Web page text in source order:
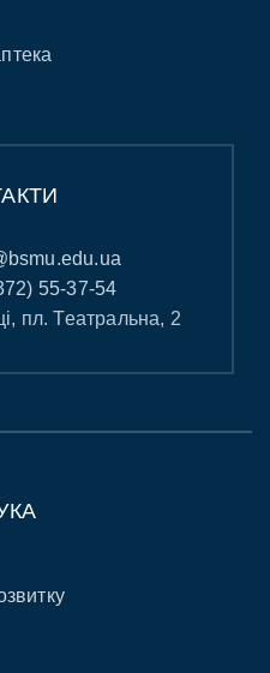
55-37-54
пл. Театральна, 2